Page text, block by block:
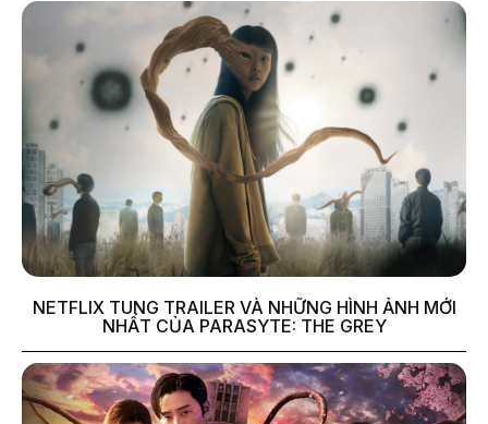
NETFLIX TUNG TRAILER VÀ NHỮNG HÌNH ẢNH MỚI
NHẤT CỦA PARASYTE: THE GREY